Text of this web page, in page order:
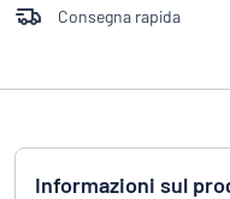
Consegna rapida
Informazioni sul